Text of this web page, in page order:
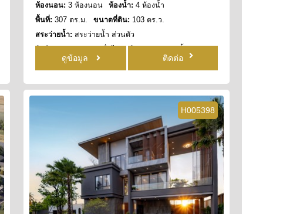
ห้องนอน: 3 ห้องนอน ห้องน้ำ: 4 ห้องน้ำ
พื้นที่: 307 ตร.ม. ขนาดที่ดิน: 103 ตร.ว.
สระว่ายน้ำ: สระว่ายน้ำ ส่วนตัว
ดูข้อมูล ติดต่อ
H005398